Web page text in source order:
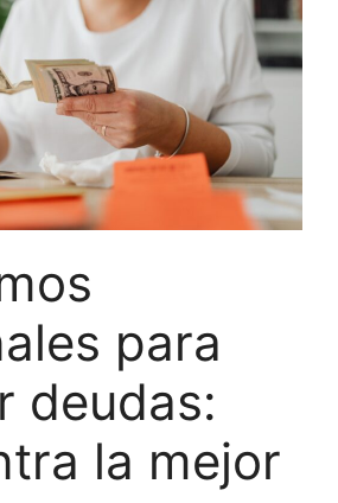
para
deudas:
la mejor